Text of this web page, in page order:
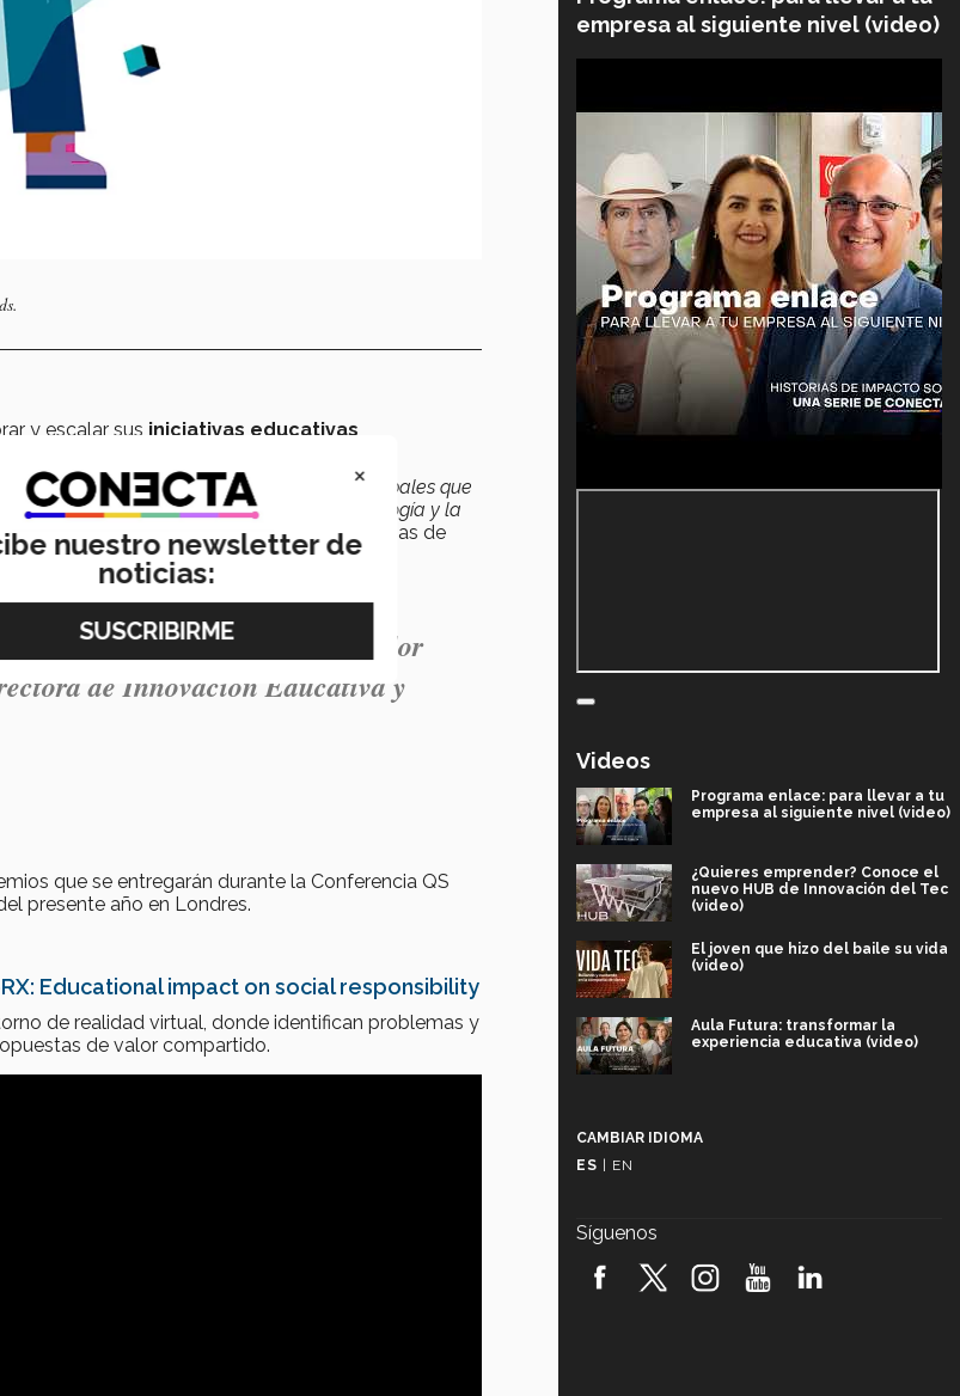
y escalar sus iniciativas educativas
aportando algo nuevo a los desafíos globales que
del aprendizaje, el uso efectivo de la tecnología y la
directora de Innovación de Experiencias de
hagamos en el Tec, tengan valor
de Innovación Educativa y
que se entregarán durante la Conferencia QS
presente año en Londres.
Educational impact on social responsibility
de realidad virtual, donde identifican problemas y
de valor compartido.
empresa al siguiente nivel (video)
Videos
Programa enlace: para llevar a tu
empresa al siguiente nivel (video)
¿Quieres emprender? Conoce el
nuevo HUB de Innovación del Tec
(video)
El joven que hizo del baile su vida
(video)
Aula Futura: transformar la
experiencia educativa (video)
robótica FIRST 2026! (video)
CAMBIAR IDIOMA
ES | EN
Síguenos
×
nuestro newsletter de
noticias: